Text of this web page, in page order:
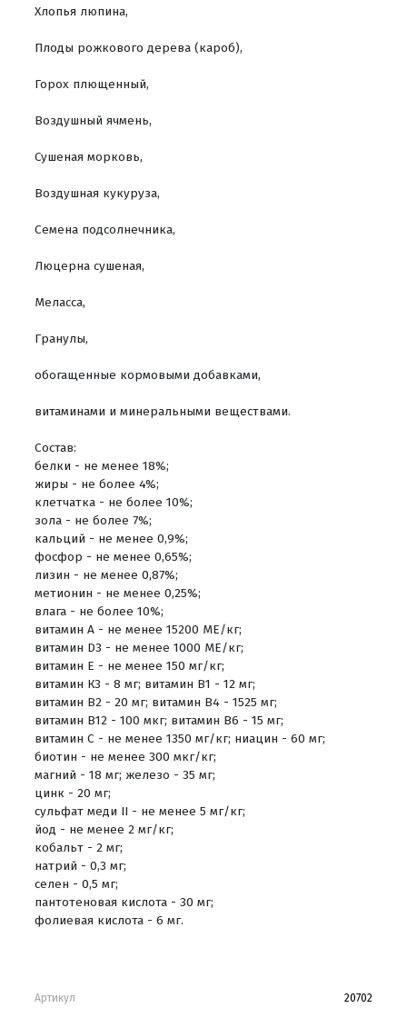
Хлопья люпина,
Плоды рожкового дерева (кароб),
Горох плющенный,
Воздушный ячмень,
Сушеная морковь,
Воздушная кукуруза,
Семена подсолнечника,
Люцерна сушеная,
Меласса,
Гранулы,
обогащенные кормовыми добавками,
витаминами и минеральными веществами.
Состав:
белки - не менее 18%;
жиры - не более 4%;
клетчатка - не более 10%;
зола - не более 7%;
кальций - не менее 0,9%;
фосфор - не менее 0,65%;
лизин - не менее 0,87%;
метионин - не менее 0,25%;
влага - не более 10%;
витамин А - не менее 15200 МЕ/кг;
витамин D3 - не менее 1000 МЕ/кг;
витамин Е - не менее 150 мг/кг;
витамин К3 - 8 мг; витамин В1 - 12 мг;
витамин В2 - 20 мг; витамин В4 - 1525 мг;
витамин В12 - 100 мкг; витамин В6 - 15 мг;
витамин С - не менее 1350 мг/кг; ниацин - 60 мг;
биотин - не менее 300 мкг/кг;
магний - 18 мг; железо - 35 мг;
цинк - 20 мг;
сульфат меди II - не менее 5 мг/кг;
йод - не менее 2 мг/кг;
кобальт - 2 мг;
натрий - 0,3 мг;
селен - 0,5 мг;
пантотеновая кислота - 30 мг;
фолиевая кислота - 6 мг.
Артикул 20702